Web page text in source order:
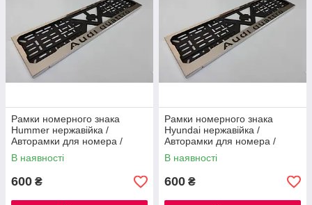
Рамки номерного знака
Hummer нержавійка /
Авторамки для номера /
Номерні рамки нержавійка
В наявності
600 ₴
Рамки номерного знака
Hyundai нержавійка /
Авторамки для номера /
Номерні рамки нержавійка
В наявності
600 ₴